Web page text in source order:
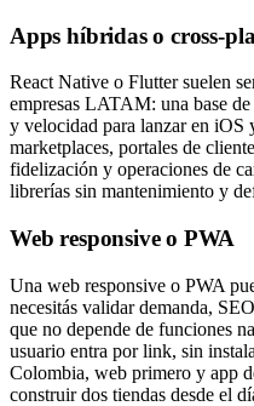
Apps híbridas o cross-
React Native o Flutter suelen
empresas LATAM: una base
y velocidad para lanzar en
marketplaces, portales de
fidelización y operaciones de
librerías sin mantenimiento y
Web responsive o PWA
Una web responsive o PWA
necesitás validar demanda,
que no depende de funciones
usuario entra por link, sin
Colombia, web primero y app
construir dos tiendas desde el